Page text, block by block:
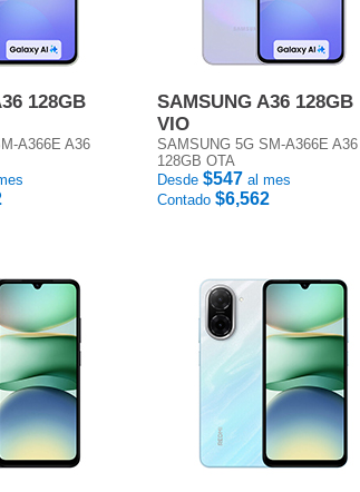
128GB
A366E A36
SAMSUNG A36 128GB
VIO
SAMSUNG 5G SM-A366E A36
128GB OTA
Desde $547 al mes
Contado $6,562